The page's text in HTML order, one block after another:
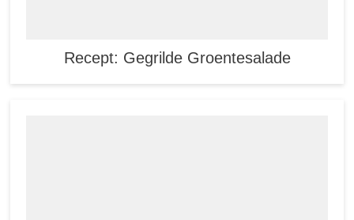
Recept: Gegrilde Groentesalade